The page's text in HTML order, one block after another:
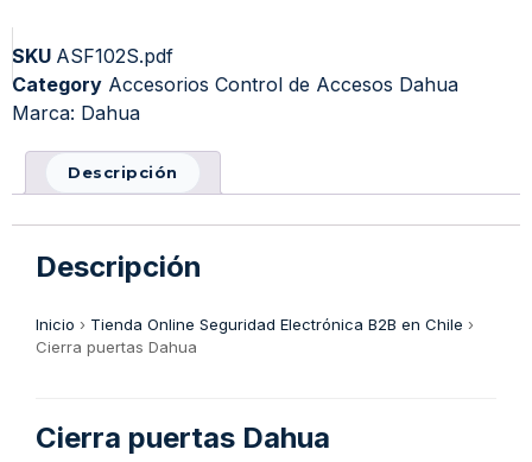
SKU ASF102S.pdf
Category Accesorios Control de Accesos Dahua
Marca: Dahua
Descripción
Descripción
Inicio › Tienda Online Seguridad Electrónica B2B en Chile ›
Cierra puertas Dahua
Cierra puertas Dahua